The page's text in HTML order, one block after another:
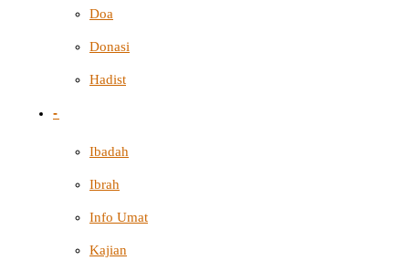
Doa
Donasi
Hadist
-
Ibadah
Ibrah
Info Umat
Kajian